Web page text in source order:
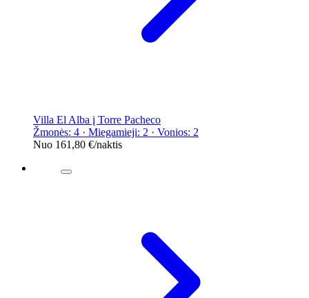
Villa El Alba į Torre Pacheco
Žmonės: 4 · Miegamieji: 2 · Vonios: 2
Nuo 161,80 €/naktis